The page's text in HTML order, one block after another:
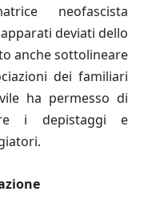
neofascista
deviati dello
anche sottolineare
dei familiari
ha permesso di
i depistaggi e